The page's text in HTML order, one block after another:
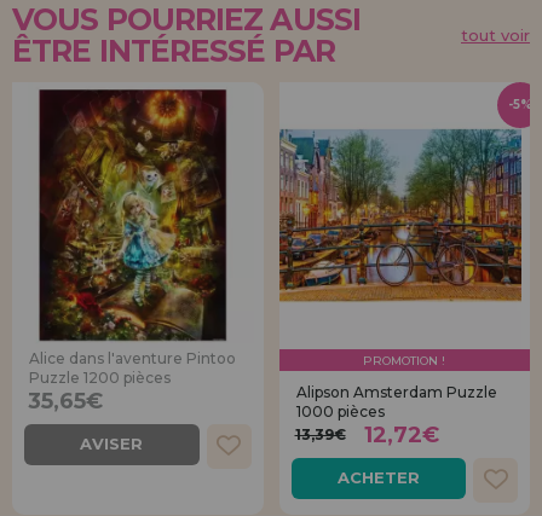
VOUS POURRIEZ AUSSI
ÊTRE INTÉRESSÉ PAR
tout voir
Alice dans l'aventure Pintoo
Puzzle 1200 pièces
35,65€
AVISER
PROMOTION !
Alipson Amsterdam Puzzle
1000 pièces
13,39€
12,72€
ACHETER
-5%